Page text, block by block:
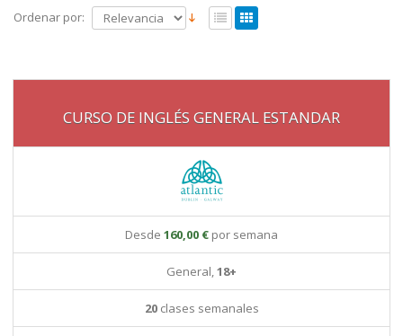
Ordenar por:
CURSO DE INGLÉS GENERAL ESTANDAR
Desde 160,00 € por semana
General,18+
20clases semanales